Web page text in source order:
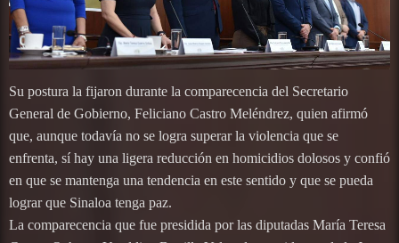
Su postura la fijaron durante la comparecencia del Secretario
General de Gobierno, Feliciano Castro Meléndrez, quien afirmó
que, aunque todavía no se logra superar la violencia que se
enfrenta, sí hay una ligera reducción en homicidios dolosos y confió
en que se mantenga una tendencia en este sentido y que se pueda
lograr que Sinaloa tenga paz.
La comparecencia que fue presidida por las diputadas María Teresa